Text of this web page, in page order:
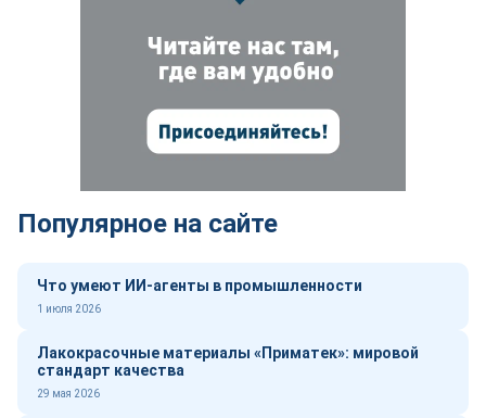
Популярное на сайте
Что умеют ИИ-агенты в промышленности
1 июля 2026
Лакокрасочные материалы «Приматек»: мировой
стандарт качества
29 мая 2026